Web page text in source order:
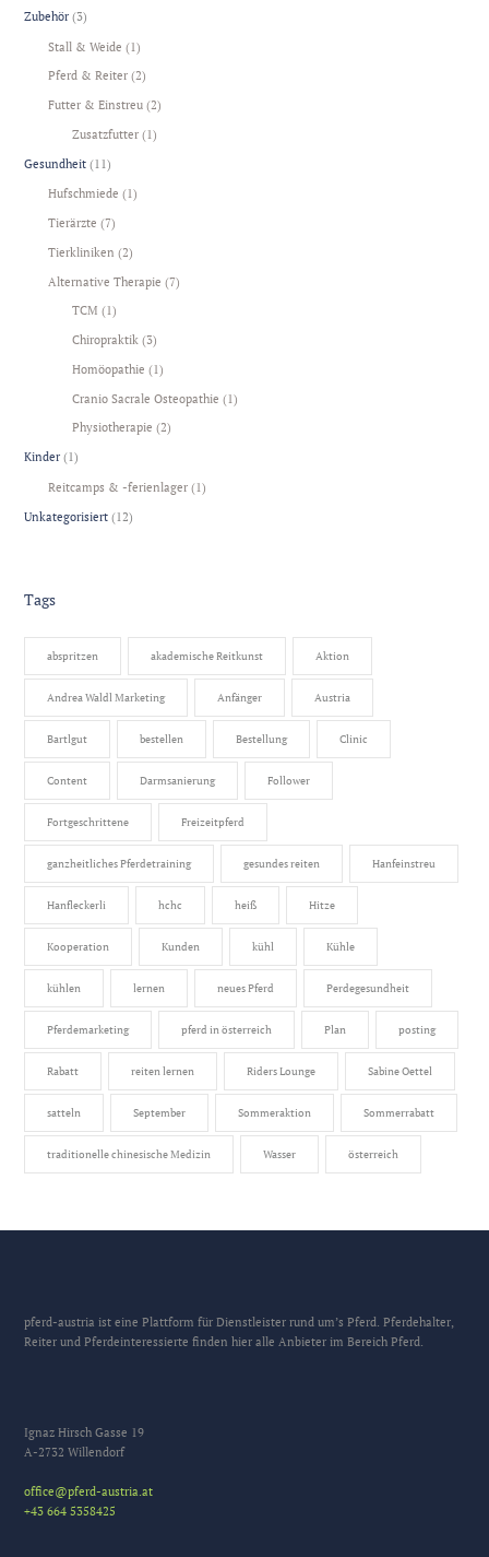
Zubehör (3)
Stall & Weide (1)
Pferd & Reiter (2)
Futter & Einstreu (2)
Zusatzfutter (1)
Gesundheit (11)
Hufschmiede (1)
Tierärzte (7)
Tierkliniken (2)
Alternative Therapie (7)
TCM (1)
Chiropraktik (3)
Homöopathie (1)
Cranio Sacrale Osteopathie (1)
Physiotherapie (2)
Kinder (1)
Reitcamps & -ferienlager (1)
Unkategorisiert (12)
Tags
abspritzen akademische Reitkunst Aktion
Andrea Waldl Marketing Anfänger Austria
Bartlgut bestellen Bestellung Clinic
Content Darmsanierung Follower
Fortgeschrittene Freizeitpferd
ganzheitliches Pferdetraining gesundes reiten Hanfeinstreu
Hanfleckerli hchc heiß Hitze
Kooperation Kunden kühl Kühle
kühlen lernen neues Pferd Perdegesundheit
Pferdemarketing pferd in österreich Plan posting
Rabatt reiten lernen Riders Lounge Sabine Oettel
satteln September Sommeraktion Sommerrabatt
traditionelle chinesische Medizin Wasser österreich
pferd-austria ist eine Plattform für Dienstleister rund um’s Pferd. Pferdehalter,
Reiter und Pferdeinteressierte finden hier alle Anbieter im Bereich Pferd.
Ignaz Hirsch Gasse 19
A-2732 Willendorf
office@pferd-austria.at
+43 664 5358425